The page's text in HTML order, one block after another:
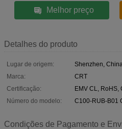
Melhor preço
Detalhes do produto
Lugar de origem:
Shenzhen,
Marca:
CRT
Certificação:
EMV CL, RoHS,
Número do modelo:
C100-RUB-B01
Condições de Pagamento e